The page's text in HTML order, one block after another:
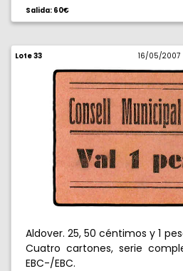
Salida: 60€
Lote 33 16/05/2007
Aldover. 25, 50 céntimos y 1
Cuatro cartones, serie
EBC-/EBC.